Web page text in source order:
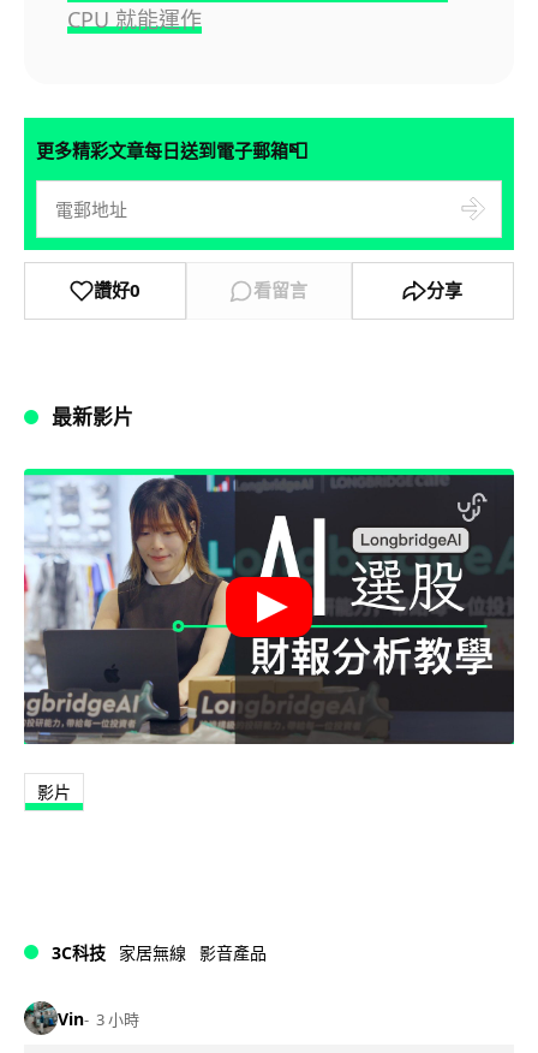
CPU 就能運作
更多精彩文章每日送到電子郵箱📮
讚好0 看留言 分享
最新影片
影片
3C科技 家居無線 影音產品
Vin 3 小時